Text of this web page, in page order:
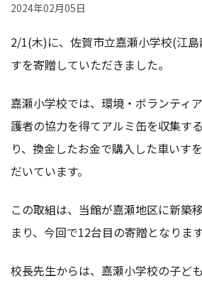
2024年02月05日
2/1(木)に、佐賀市立嘉瀬小学校(江
すを寄贈していただきました。
嘉瀬小学校では、環境・ボランティ
護者の協力を得てアルミ缶を収集す
り、換金したお金で購入した車いす
だいています。
この取組は、当館が嘉瀬地区に新築
まり、今回で12台目の寄贈となります
校長先生からは、嘉瀬小学校の子ど